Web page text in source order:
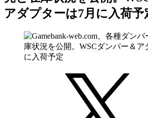
アダプターは7月に入荷予